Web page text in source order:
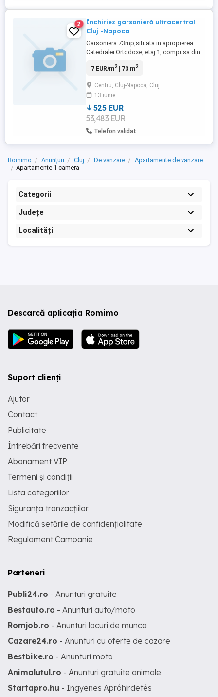
2
Închiriez garsonieră ultracentral
Cluj -Napoca
Garsoniera 73mp,situata in apropierea
Catedralei Ortodoxe, etaj 1, compusa din :
mp, debara, antre comun, pivniță, pod
balcon mare înspre curte.Centrala termica
proprie, geamuri și ușa tip termopan din
lemn 550 euro.
7 EUR/m2| 73 m2
Centru, Cluj-Napoca, Cluj
13 iunie
525 EUR
53,483 EUR
Telefon validat
Romimo Anunțuri Cluj De vanzare
Apartamente de vanzare
Apartamente 1 camera
Categorii
Județe
Localități
Descarcă aplicația Romimo
Suport clienți
Ajutor
Contact
Publicitate
Întrebări frecvente
Abonament VIP
Termeni și condiții
Lista categoriilor
Siguranța tranzacțiilor
Modifică setările de confidențialitate
Regulament Campanie
Parteneri
Publi24.ro - Anunturi gratuite
Bestauto.ro - Anunturi auto/moto
Romjob.ro - Anunturi locuri de munca
Cazare24.ro - Anunturi cu oferte de cazare
Bestbike.ro - Anunturi moto
Animalutul.ro - Anunturi gratuite animale
Startapro.hu - Ingyenes Apróhirdetés